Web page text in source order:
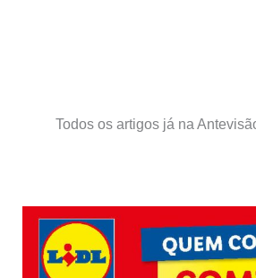
Todos os artigos já na